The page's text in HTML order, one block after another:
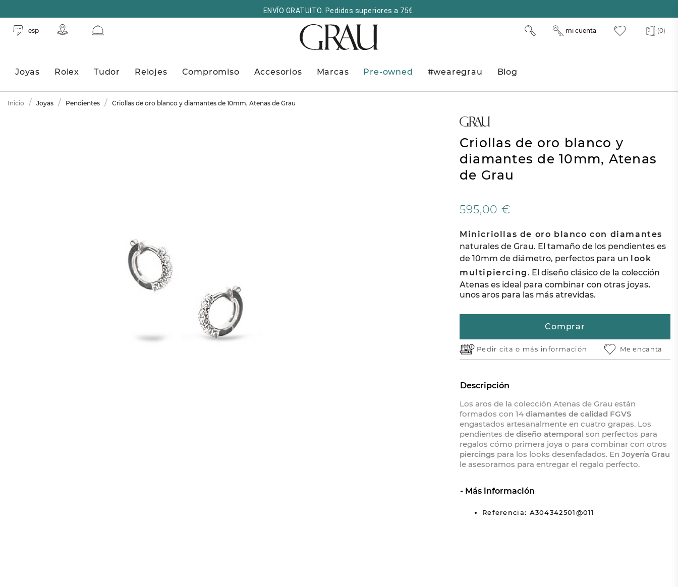
ENVÍO GRATUITO. Pedidos superiores a 75€.
esp (0)
mi cuenta
Joyas Rolex Tudor Relojes Compromiso Accesorios Marcas Pre-owned #wearegrau Blog
Inicio Joyas Pendientes Criollas de oro blanco y diamantes de 10mm, Atenas de Grau
Criollas de oro blanco y
diamantes de 10mm, Atenas
de Grau
595,00 €
Minicriollas de oro blanco con diamantes
naturales de Grau. El tamaño de los pendientes es
de 10mm de diámetro, perfectos para un
look
multipiercing. El diseño clásico de la colección
Atenas es ideal para combinar con otras joyas,
unos aros para las más atrevidas.
Comprar
Pedir cita o más información Me encanta
Descripción
Los aros de la colección Atenas de Grau están
formados con 14 diamantes de calidad FGVS
engastados artesanalmente en cuatro grapas. Los
pendientes de diseño atemporal son perfectos para
regalos cómo primera joya o para combinar con otros
piercingspara los looks desenfadados. En Joyería Grau
le asesoramos para entregar el regalo perfecto.
Más información
Referencia: A304342501@011